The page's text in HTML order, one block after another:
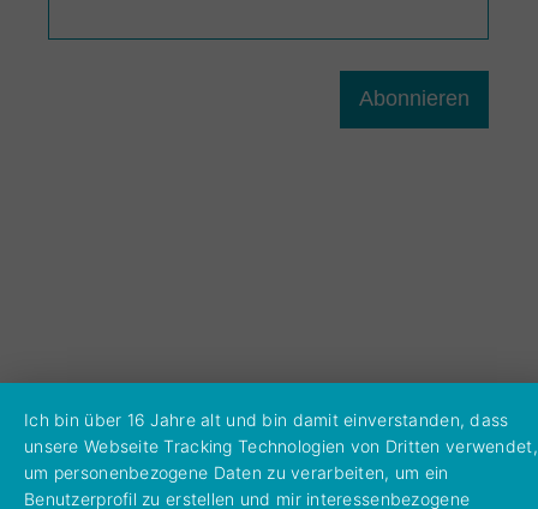
Abonnieren
Ich bin über 16 Jahre alt und bin damit einverstanden, dass
unsere Webseite Tracking Technologien von Dritten verwendet,
um personenbezogene Daten zu verarbeiten, um ein
Benutzerprofil zu erstellen und mir interessenbezogene